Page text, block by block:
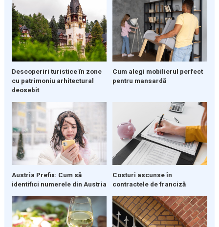
Descoperiri turistice în zone
cu patrimoniu arhitectural
deosebit
Cum alegi mobilierul perfect
pentru mansardă
Austria Prefix: Cum să
identifici numerele din Austria
Costuri ascunse în
contractele de franciză